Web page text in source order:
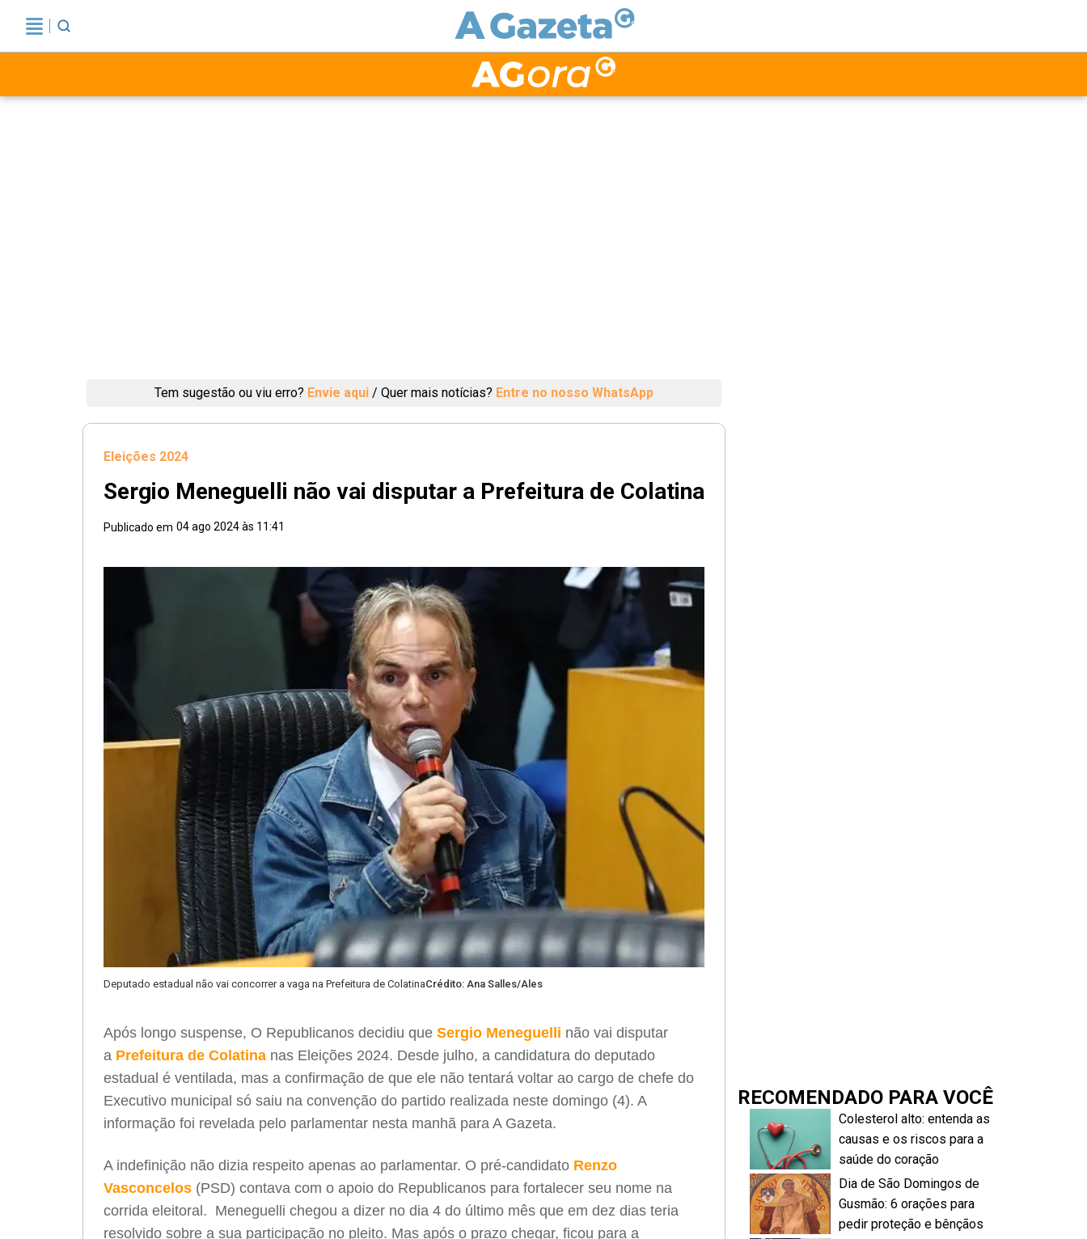
Tem sugestão ou viu erro? Envie aqui / Quer mais notícias? Entre no nosso WhatsApp
Eleições 2024
Sergio Meneguelli não vai disputar a Prefeitura de Colatina
Publicado em 04 ago 2024 às 11:41
Deputado estadual não vai concorrer a vaga na Prefeitura de ColatinaCrédito: Ana Salles/Ales
Após longo suspense, O Republicanos decidiu que Sergio Meneguelli não vai disputar
a Prefeitura de Colatina nas Eleições 2024. Desde julho, a candidatura do deputado
estadual é ventilada, mas a confirmação de que ele não tentará voltar ao cargo de chefe do
Executivo municipal só saiu na convenção do partido realizada neste domingo (4). A
informação foi revelada pelo parlamentar nesta manhã para A Gazeta.
A indefinição não dizia respeito apenas ao parlamentar. O pré-candidato Renzo
Vasconcelos (PSD) contava com o apoio do Republicanos para fortalecer seu nome na
corrida eleitoral. Meneguelli chegou a dizer no dia 4 do último mês que em dez dias teria
resolvido sobre a sua participação no pleito. Mas após o prazo chegar, ficou para a
RECOMENDADO PARA VOCÊ
Colesterol alto: entenda as
causas e os riscos para a
saúde do coração
Dia de São Domingos de
Gusmão: 6 orações para
pedir proteção e bênçãos